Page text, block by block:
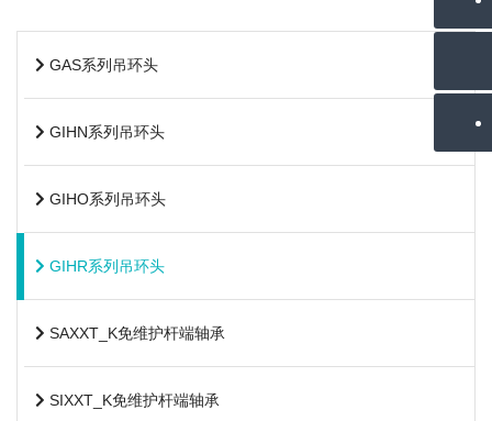
GAS系列吊环头
GIHN系列吊环头
GIHO系列吊环头
GIHR系列吊环头
SAXXT_K免维护杆端轴承
SIXXT_K免维护杆端轴承